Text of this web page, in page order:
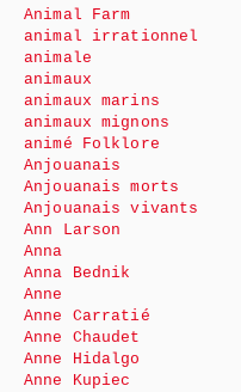
Animal Farm
animal irrationnel
animale
animaux
animaux marins
animaux mignons
animé Folklore
Anjouanais
Anjouanais morts
Anjouanais vivants
Ann Larson
Anna
Anna Bednik
Anne
Anne Carratié
Anne Chaudet
Anne Hidalgo
Anne Kupiec